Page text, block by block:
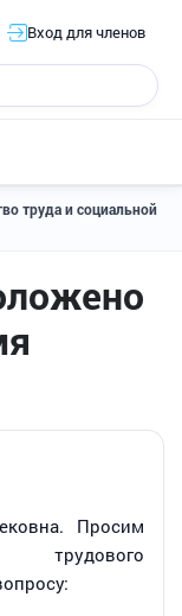
Вход для членов
труда и социальной
Просим
трудового